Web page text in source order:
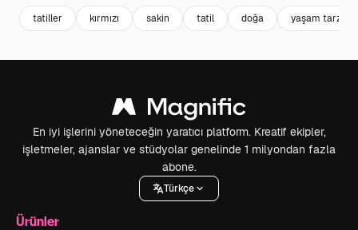
tatiller kırmızı sakin tatil doğa yaşam tarzı
En iyi işlerini yöneteceğin yaratıcı platform. Kreatif ekipler,
işletmeler, ajanslar ve stüdyolar genelinde 1 milyondan fazla
abone.
Türkçe
Ürünler